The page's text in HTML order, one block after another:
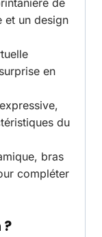
de
et un design
en
du
bras
compléter